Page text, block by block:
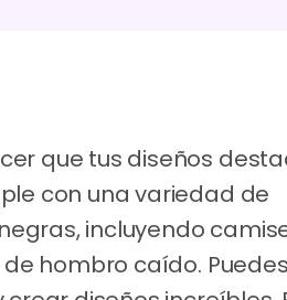
que tus diseños
con una variedad de
incluyendo
hombro caído.